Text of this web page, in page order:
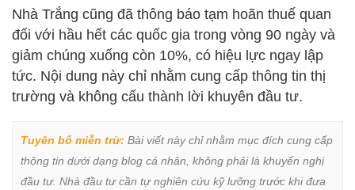
Nhà Trắng cũng đã thông báo tạm hoãn thuế quan
đối với hầu hết các quốc gia trong vòng 90 ngày và
giảm chúng xuống còn 10%, có hiệu lực ngay lập
tức. Nội dung này chỉ nhằm cung cấp thông tin thị
trường và không cấu thành lời khuyên đầu tư.
Tuyên bố miễn trừ: Bài viết này chỉ nhằm mục đích cung cấp
thông tin dưới dạng blog cá nhân, không phải là khuyến nghị
đầu tư. Nhà đầu tư cần tự nghiên cứu kỹ lưỡng trước khi đưa